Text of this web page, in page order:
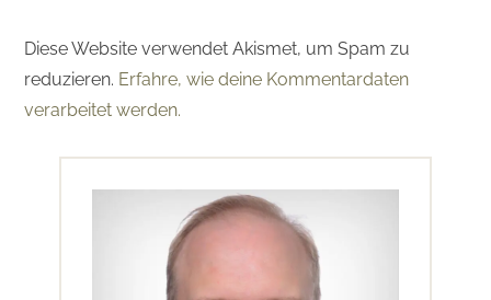
Diese Website verwendet Akismet, um Spam zu
reduzieren. Erfahre, wie deine Kommentardaten
verarbeitet werden.